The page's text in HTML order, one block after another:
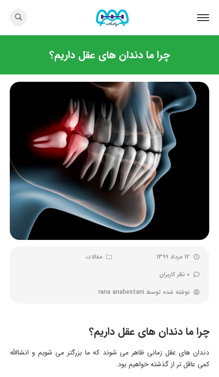
چرا ما دندان های عقل داریم؟
12 مرداد 1399
مقالات
0 نظر کاربران
نوشته شده توسط rana anabestani
چرا ما دندان های عقل داریم؟
دندان های عقل زمانی ظاهر می شوند که ما بزرگتر می شویم و انشاالله
کمی عاقل تر از گذشته خواهیم بود.